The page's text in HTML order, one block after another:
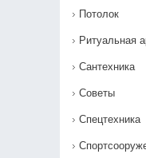
Потолок
Ритуальная
Сантехника
Советы
Спецтехника